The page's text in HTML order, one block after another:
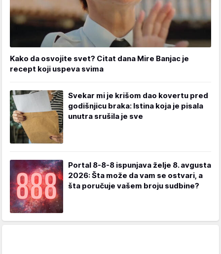
Kako da osvojite svet? Citat dana Mire Banjac je
recept koji uspeva svima
Svekar mi je krišom dao kovertu pred
godišnjicu braka: Istina koja je pisala
unutra srušila je sve
Portal 8-8-8 ispunjava želje 8. avgusta
2026: Šta može da vam se ostvari, a
šta poručuje vašem broju sudbine?